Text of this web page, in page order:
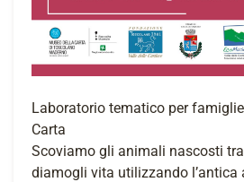
Laboratorio tematico per
Carta
Scoviamo gli animali nascosti
diamogli vita utilizzando l’antica